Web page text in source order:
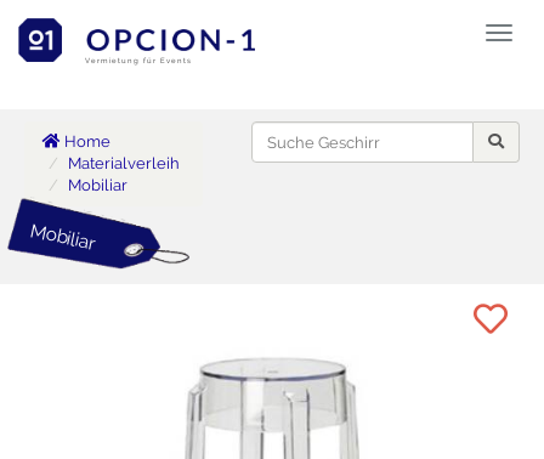
Vermietung für Events
Home
Materialverleih
Mobiliar
Mobiliar